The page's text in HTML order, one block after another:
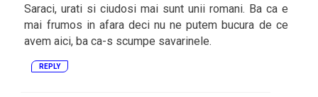
Saraci, urati si ciudosi mai sunt unii romani. Ba ca e
mai frumos in afara deci nu ne putem bucura de ce
avem aici, ba ca-s scumpe savarinele.
REPLY